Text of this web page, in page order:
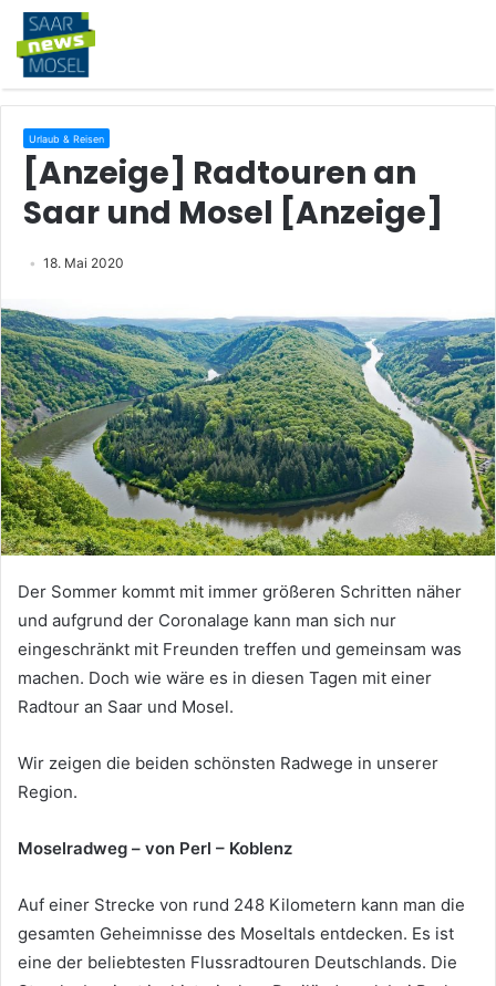
Urlaub & Reisen
[Anzeige] Radtouren an
Saar und Mosel [Anzeige]
18. Mai 2020
Der Sommer kommt mit immer größeren Schritten näher
und aufgrund der Coronalage kann man sich nur
eingeschränkt mit Freunden treffen und gemeinsam was
machen. Doch wie wäre es in diesen Tagen mit einer
Radtour an Saar und Mosel.
Wir zeigen die beiden schönsten Radwege in unserer
Region.
Moselradweg – von Perl – Koblenz
Auf einer Strecke von rund 248 Kilometern kann man die
gesamten Geheimnisse des Moseltals entdecken. Es ist
eine der beliebtesten Flussradtouren Deutschlands. Die